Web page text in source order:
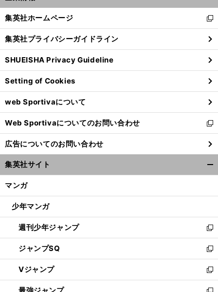
閉
る
集英社ホームページ
新
し
い
ウ
ィ
ン
ド
ウ
で
開
く
集英社プライバシーガイドライン
SHUEISHA Privacy Guideline
Setting of Cookies
web Sportivaについて
Web Sportivaについてのお問い合わせ
新
し
い
ウ
ィ
ン
ウ
開
く
広告についてのお問い合わせ
集英社サイト
マンガ
少年マンガ
週刊少年ジャンプ
新
し
い
ウ
ィ
ン
ジャンプSQ
新
し
い
ウ
Vジャンプ
新
し